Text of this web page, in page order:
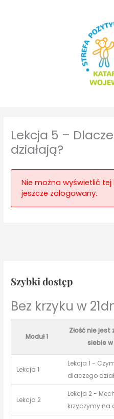
Szybki dostęp
Bez krzyku w
Moduł 1
Złość nie jest
siebie
Lekcja 1
Lekcja 1 -
dlaczego
Lekcja 2
Lekcja 2 -
krzyczymy na
Lekcja 5 –
działają?
Nie można wyświetlić tej
jeszcze zalogowany.